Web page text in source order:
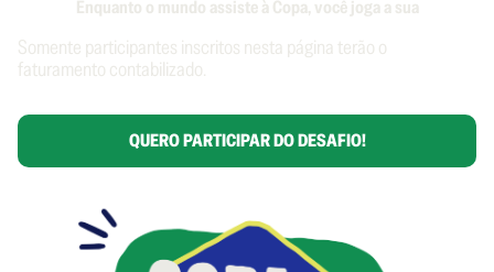
Enquanto o mundo assiste à Copa, você joga a sua
Somente participantes inscritos nesta página terão o
faturamento contabilizado.
QUERO PARTICIPAR DO DESAFIO!